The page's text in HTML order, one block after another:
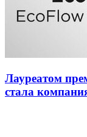
Лауреатом
стала